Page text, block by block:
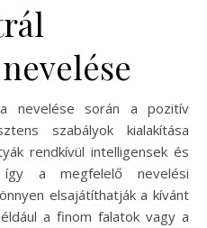
nevelése során a pozitív
szabályok kialakítása
rendkívül intelligensek és
a megfelelő nevelési
elsajátíthatják a kívánt
a finom falatok vagy a